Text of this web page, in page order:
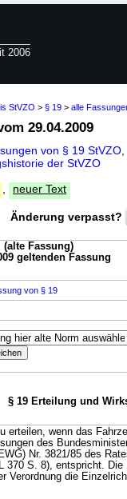
2006
StVZO > § 19 > alle
29.04.2009
von § 19 StVZO
der StVZO
neuer Text
Änderung verpasst?
(alte Fassung)
geltenden Fassung
von § 19
§ 19 Erteilung und
erteilen, wenn das
des
Nr. 3821/85 des
370 S. 8), entspricht.
Verordnung die